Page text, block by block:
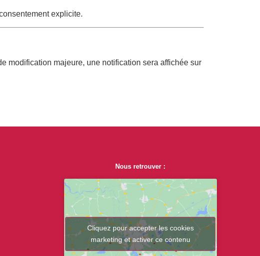
explicite.
modification majeure, une notification sera affichée sur
Nous retrouver :
Cliquez pour accepter les cookies
marketing et activer ce contenu